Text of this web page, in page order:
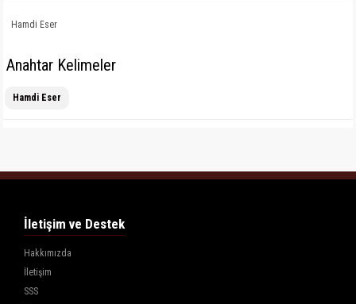
Hamdi Eser
Anahtar Kelimeler
Hamdi Eser
İletişim ve Destek
Hakkımızda
İletişim
SSS